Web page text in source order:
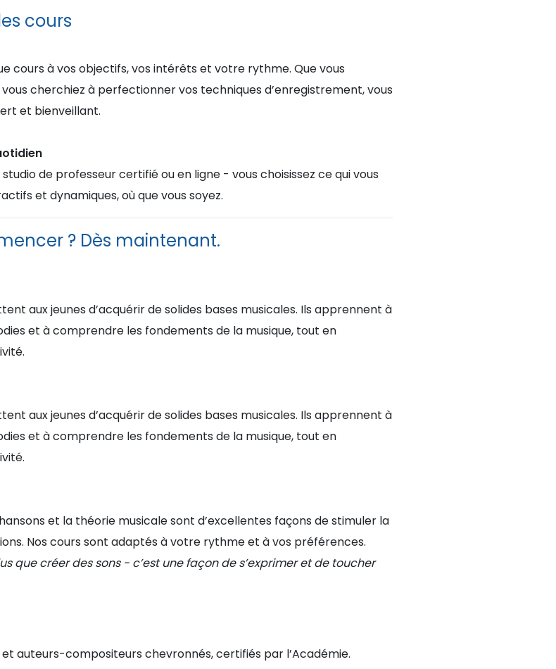
cours
cours à vos objectifs, vos intérêts et votre rythme. Que vous
cherchiez à perfectionner vos techniques d’enregistrement, vous
et bienveillant.
de professeur certifié ou en ligne - vous choisissez ce qui vous
et dynamiques, où que vous soyez.
? Dès maintenant.
aux jeunes d’acquérir de solides bases musicales. Ils apprennent à
et à comprendre les fondements de la musique, tout en
aux jeunes d’acquérir de solides bases musicales. Ils apprennent à
et à comprendre les fondements de la musique, tout en
et la théorie musicale sont d’excellentes façons de stimuler la
Nos cours sont adaptés à votre rythme et à vos préférences.
que créer des sons - c’est une façon de s’exprimer et de toucher
auteurs-compositeurs chevronnés, certifiés par l’Académie.